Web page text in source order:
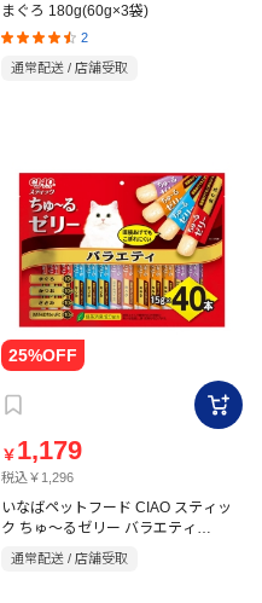
まぐろ 180g(60g×3袋)
2
通常配送 / 店舗受取
￥ 1,179
税込￥1,296
いなばペットフード CIAO スティッ
ク ちゅ～るゼリー バラエティ
通常配送 / 店舗受取